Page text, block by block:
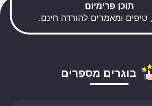
תוכן פרימיום
טיפים ומאמרים להורדה חינם.
בוגרים מספרים